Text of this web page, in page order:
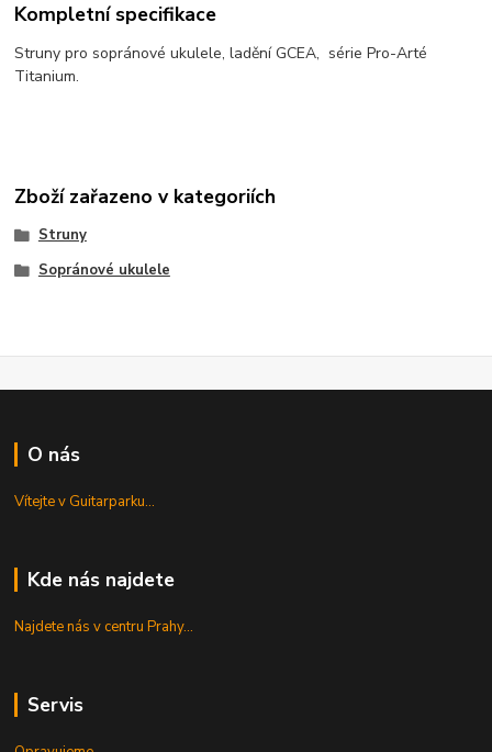
Kompletní specifikace
Struny pro sopránové ukulele, ladění GCEA, série Pro-Arté
Titanium.
Zboží zařazeno v kategoriích
Struny
Sopránové ukulele
O nás
Vítejte v Guitarparku...
Kde nás najdete
Najdete nás v centru Prahy...
Servis